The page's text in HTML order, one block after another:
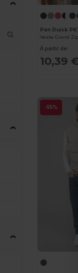
Pen Duick
Veste Grand
À partir de:
10,39
-55%